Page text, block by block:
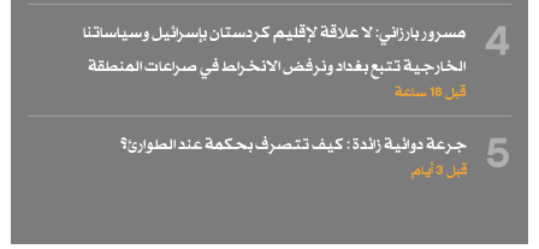
4
مسرور بارزاني: لا علاقة لإقليم كردستان بإسرائيل وسياساتنا
الخارجية تتبع بغداد ونرفض الانخراط في صراعات المنطقة
قبل 18 ساعة
5 جرعة دوائية زائدة : كيف تتصرف بحكمة عند الطوارئ؟
قبل 3 أيام